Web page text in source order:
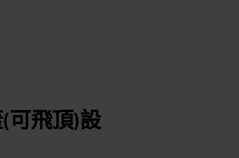
可飛頂)設